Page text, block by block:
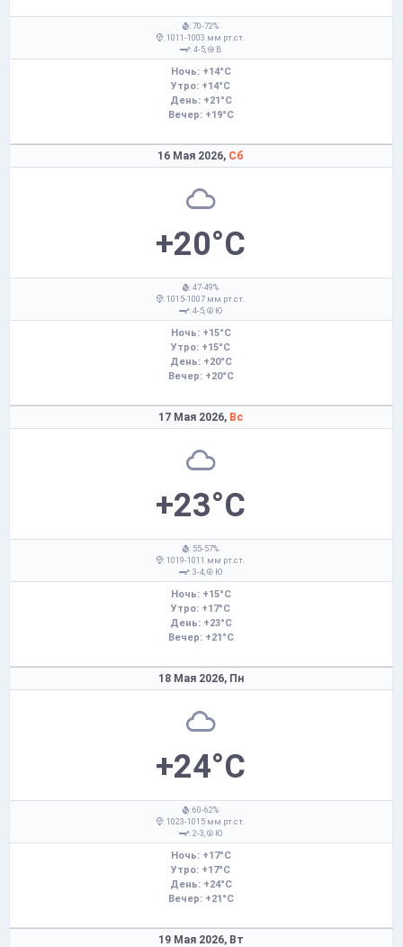
: 70-72%
: 1011-1003 мм рт.ст.
: 4-5,
В
Ночь: +14°C
Утро: +14°C
День: +21°C
Вечер: +19°C
16 Мая 2026, Сб
+20°C
: 47-49%
: 1015-1007 мм рт.ст.
: 4-5,
Ю
Ночь: +15°C
Утро: +15°C
День: +20°C
Вечер: +20°C
17 Мая 2026, Вс
+23°C
: 55-57%
: 1019-1011 мм рт.ст.
: 3-4,
Ю
Ночь: +15°C
Утро: +17°C
День: +23°C
Вечер: +21°C
18 Мая 2026, Пн
+24°C
: 60-62%
: 1023-1015 мм рт.ст.
: 2-3,
Ю
Ночь: +17°C
Утро: +17°C
День: +24°C
Вечер: +21°C
19 Мая 2026, Вт